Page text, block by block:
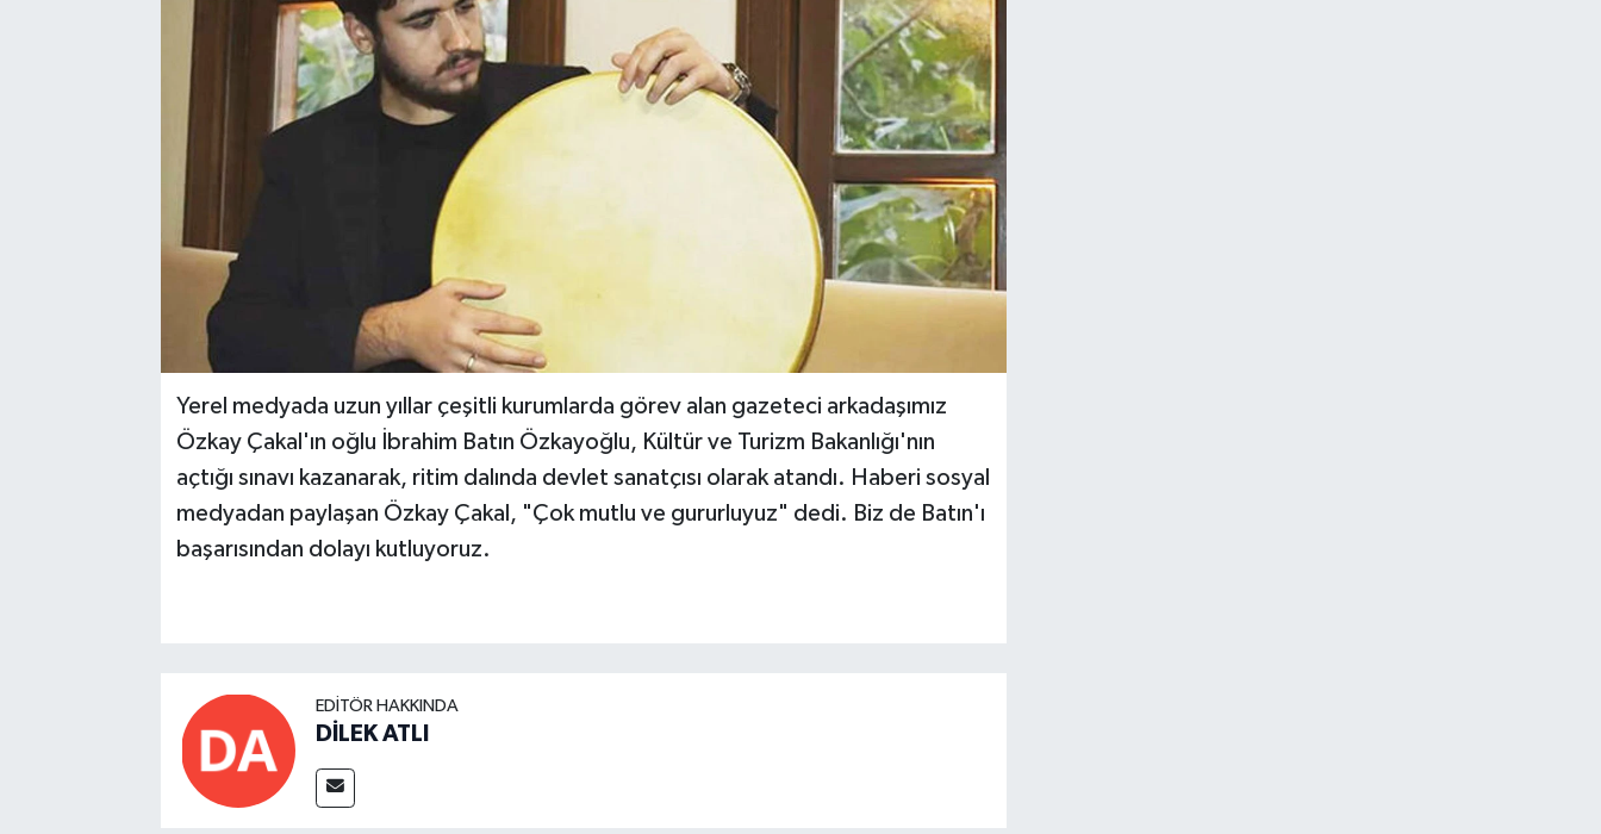
Yerel medyada uzun yıllar çeşitli kurumlarda görev alan gazeteci arkadaşımız
Özkay Çakal'ın oğlu İbrahim Batın Özkayoğlu, Kültür ve Turizm Bakanlığı'nın
açtığı sınavı kazanarak, ritim dalında devlet sanatçısı olarak atandı. Haberi sosyal
medyadan paylaşan Özkay Çakal, "Çok mutlu ve gururluyuz" dedi. Biz de Batın'ı
başarısından dolayı kutluyoruz.
EDITÖR HAKKINDA
DİLEK ATLI